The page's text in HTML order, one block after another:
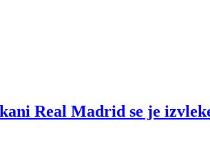
Real Madrid se je